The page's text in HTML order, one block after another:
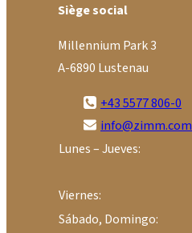
Siège social
Millennium Park 3
A-6890 Lustenau
+43 5577 806-0
info@zimm.com
Lunes – Jueves:
Viernes:
Sábado, Domingo: